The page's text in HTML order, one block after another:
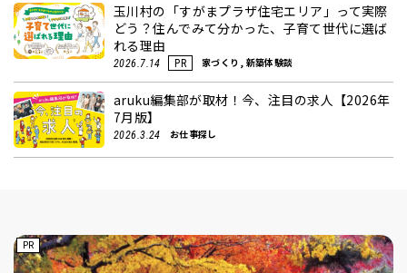
玉川村の「すがまプラザ住宅エリア」って実際
どう？住んでみて分かった、子育て世代に選ば
れる理由
2026.7.14 PR 家づくり, 新築体験談
aruku編集部が取材！今、注目の求人【2026年
7月版】
2026.3.24 お仕事探し
PR